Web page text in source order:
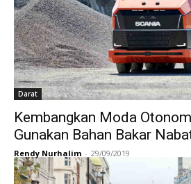
Darat
Kembangkan Moda
Gunakan Bahan Bakar
Rendy Nurhalim - 29/09/2019